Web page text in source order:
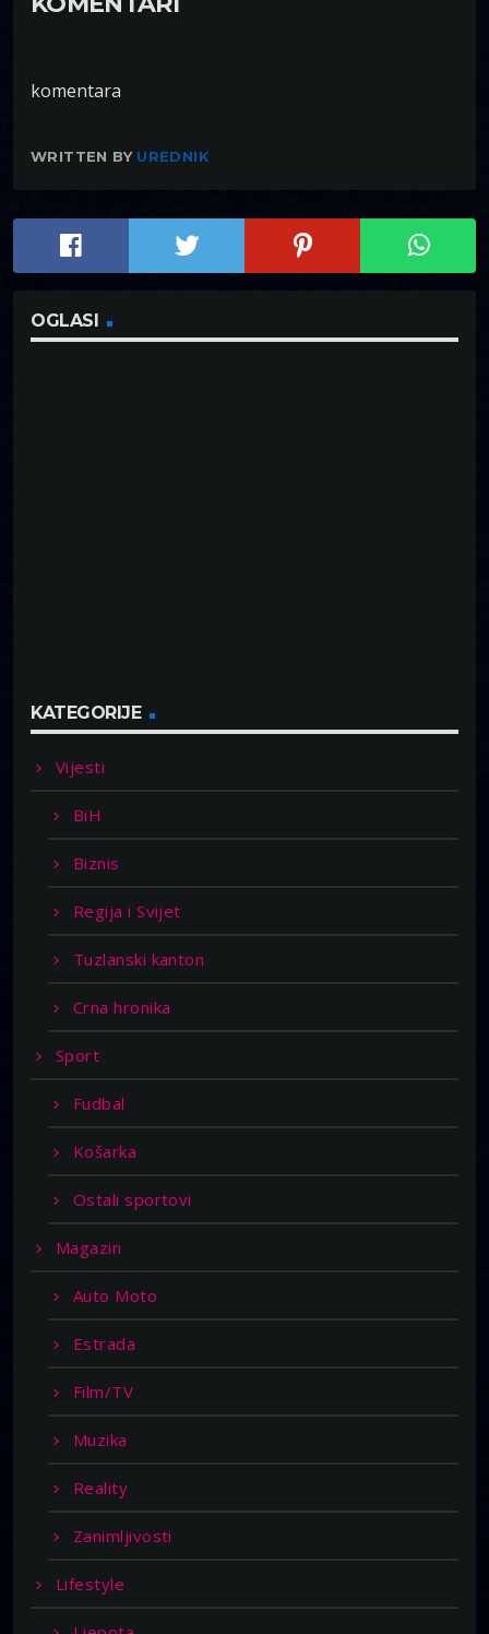
komentara
WRITTEN BY UREDNIK
OGLASI
KATEGORIJE
Vijesti
BiH
Biznis
Regija i Svijet
Tuzlanski kanton
Crna hronika
Sport
Fudbal
Košarka
Ostali sportovi
Magazin
Auto Moto
Estrada
Film/TV
Muzika
Reality
Zanimljivosti
Lifestyle